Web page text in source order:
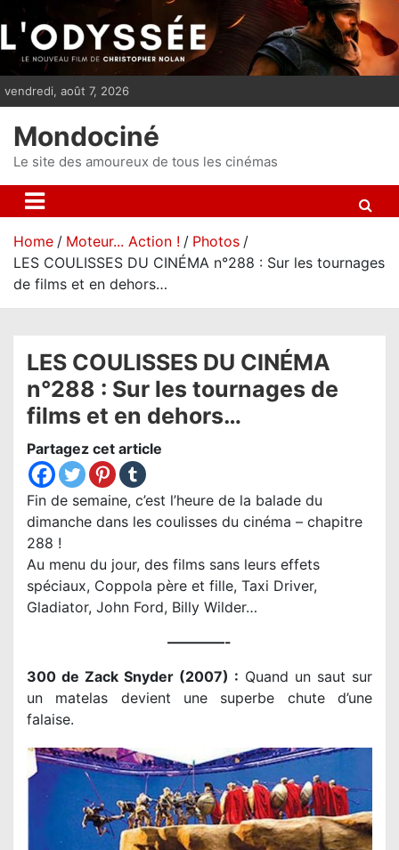
i
p
n
vendredi, août 7, 2026
Mondociné
Le site des amoureux de tous les cinémas
Home Moteur... Action !
Photos
LES COULISSES DU CINÉMA n°288 : Sur les tournages
de films et en dehors…
LES COULISSES DU CINÉMA
n°288 : Sur les tournages de
films et en dehors…
Partagez cet article
Fin de semaine, c’est l’heure de la balade du
dimanche dans les coulisses du cinéma – chapitre
288 !
Au menu du jour, des films sans leurs effets
spéciaux, Coppola père et fille, Taxi Driver,
Gladiator, John Ford, Billy Wilder…
————-
300 de Zack Snyder (2007) : Quand un saut sur
un matelas devient une superbe chute d’une
falaise.